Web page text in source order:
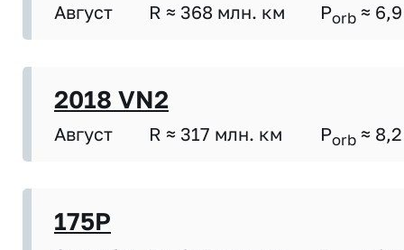
Август R ≈ 368 млн. км Porb ≈ 6,9
2018 VN2
Август R ≈ 317 млн. км Porb ≈ 8,2
175P